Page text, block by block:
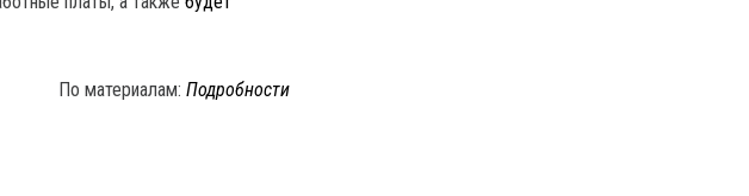
По материалам:Подробности